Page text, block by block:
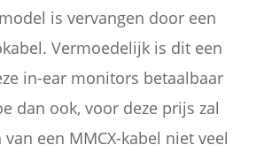
is vervangen door een
Vermoedelijk is dit een
in-ear monitors betaalbaar
dan ook, voor deze prijs zal
een MMCX-kabel niet veel